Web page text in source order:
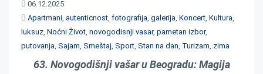
06.12.2025
Apartmani, autenticnost, fotografija, galerija, Koncert, Kultura,
luksuz, Noćni Život, novogodisnji vasar, pametan izbor,
putovanja, Sajam, Smeštaj, Sport, Stan na dan, Turizam, zima
63. Novogodišnji vašar u Beogradu: Magija